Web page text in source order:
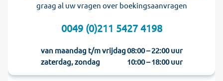
graag al uw vragen over boekingsaanvragen
0049 (0)211 5427 4198
van maandag t/m vrijdag08:00 – 22:00 uur
zaterdag, zondag
10:00 – 18:00 uur